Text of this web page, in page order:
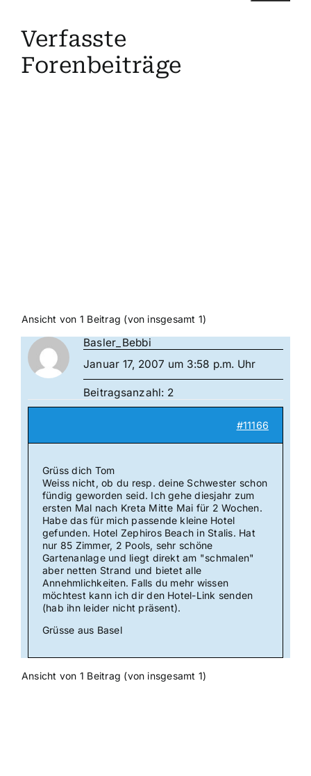
Verfasste
Forenbeiträge
Ansicht von 1 Beitrag (von insgesamt 1)
Basler_Bebbi
Januar 17, 2007 um 3:58 p.m. Uhr
Beitragsanzahl: 2
#11166
Grüss dich Tom
Weiss nicht, ob du resp. deine Schwester schon
fündig geworden seid. Ich gehe diesjahr zum
ersten Mal nach Kreta Mitte Mai für 2 Wochen.
Habe das für mich passende kleine Hotel
gefunden. Hotel Zephiros Beach in Stalis. Hat
nur 85 Zimmer, 2 Pools, sehr schöne
Gartenanlage und liegt direkt am "schmalen"
aber netten Strand und bietet alle
Annehmlichkeiten. Falls du mehr wissen
möchtest kann ich dir den Hotel-Link senden
(hab ihn leider nicht präsent).
Grüsse aus Basel
Ansicht von 1 Beitrag (von insgesamt 1)